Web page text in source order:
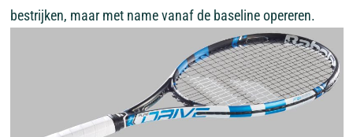
bestrijken, maar met name vanaf de baseline opereren.